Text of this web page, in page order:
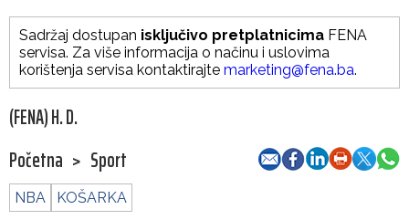
Sadržaj dostupan isključivo pretplatnicima FENA
servisa. Za više informacija o načinu i uslovima
korištenja servisa kontaktirajte marketing@fena.ba.
(FENA) H. D.
Početna > Sport
NBA KOŠARKA